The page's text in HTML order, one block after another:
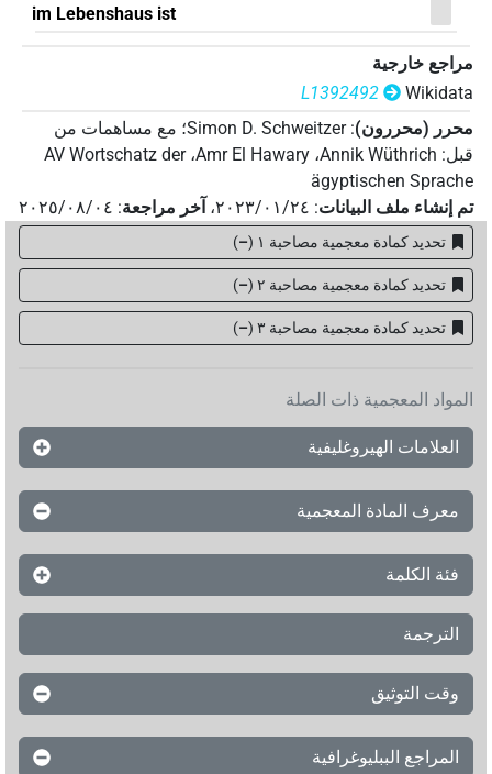
im Lebenshaus ist
مراجع خارجية
Wikidata
L1392492
محرر (محررون):
Simon D. Schweitzer؛ مع مساهمات من
قبل:
Annik Wüthrich، Amr El Hawary،AV Wortschatz der
ägyptischen Sprache
تم إنشاء ملف البيانات: ٢٠٢٣/٠١/٢٤، آخر مراجعة: ٢٠٢٥/٠٨/٠٤
تحديد كمادة معجمية مصاحبة ١ –
)
تحديد كمادة معجمية مصاحبة ٢ –
)
تحديد كمادة معجمية مصاحبة ۳ –
)
المواد المعجمية ذات الصلة
العلامات الهيروغليفية
معرف المادة المعجمية
فئة الكلمة
الترجمة
وقت التوثيق
المراجع الببليوغرافية